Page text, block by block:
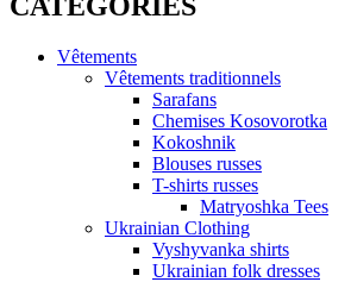
CATEGORIES
Vêtements
Vêtements traditionnels
Sarafans
Chemises Kosovorotka
Kokoshnik
Blouses russes
T-shirts russes
Matryoshka Tees
Ukrainian Clothing
Vyshyvanka shirts
Ukrainian folk dresses